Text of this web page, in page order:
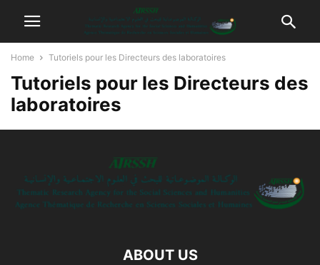
Home Tutoriels pour les Directeurs des laboratoires
Tutoriels pour les Directeurs des
laboratoires
ABOUT US